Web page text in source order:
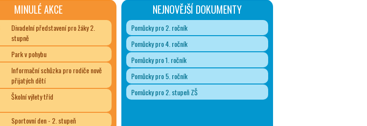
MINULÉ AKCE
Divadelní představení pro žáky 2.
stupně
Park v pohybu
Informační schůzka pro rodiče nově
přijatých dětí
Školní výlety tříd
Sportovní den - 2. stupeň
NEJNOVĚJŠÍ DOKUMENTY
Pomůcky pro 2. ročník
Pomůcky pro 4. ročník
Pomůcky pro 1. ročník
Pomůcky pro 5. ročník
Pomůcky pro 2. stupeň ZŠ